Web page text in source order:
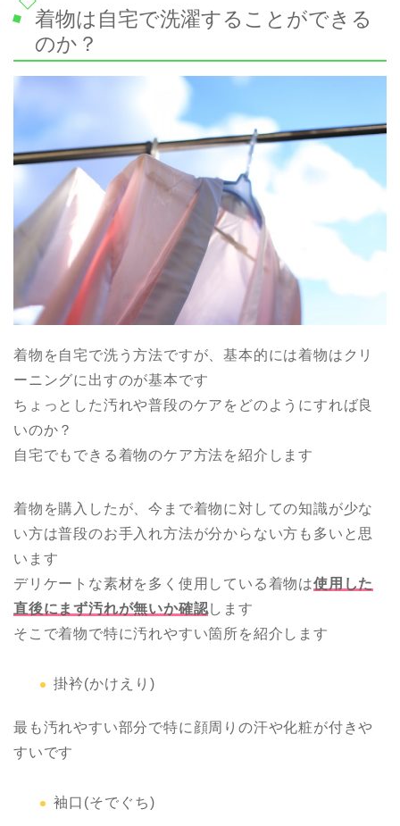
着物は自宅で洗濯することができる
のか？
着物を自宅で洗う方法ですが、基本的には着物はクリ
ーニングに出すのが基本です
ちょっとした汚れや普段のケアをどのようにすれば良
いのか？
自宅でもできる着物のケア方法を紹介します
着物を購入したが、今まで着物に対しての知識が少な
い方は普段のお手入れ方法が分からない方も多いと思
います
デリケートな素材を多く使用している着物は使用した
直後にまず汚れが無いか確認します
そこで着物で特に汚れやすい箇所を紹介します
掛衿(かけえり)
最も汚れやすい部分で特に顔周りの汗や化粧が付きや
すいです
袖口(そでぐち)